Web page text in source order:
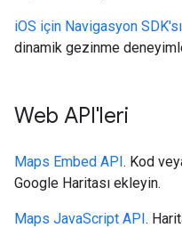
iOS için Navigasyon SDK'sı
dinamik gezinme
Web API'leri
Maps Embed API. Kod
Google Haritası ekleyin.
Maps JavaScript API.